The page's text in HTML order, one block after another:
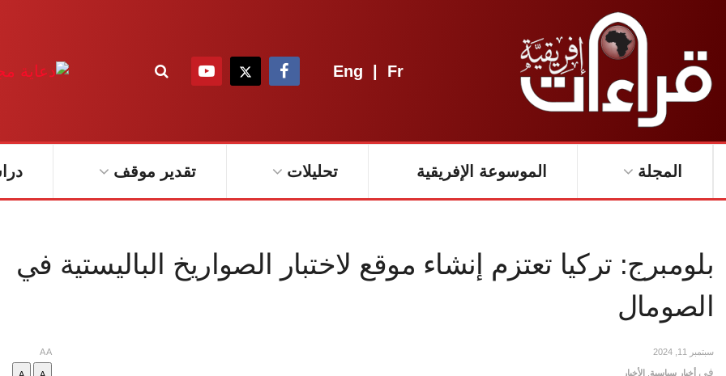
Eng | Fr
المجلة الموسوعة الإفريقية تحليلات تقدير موقف
بلومبرج: تركيا تعتزم إنشاء موقع لاختبار الصواريخ الباليستية في
الصومال
سبتمبر 11, 2024
في أخبار سياسية الأخبار
AA